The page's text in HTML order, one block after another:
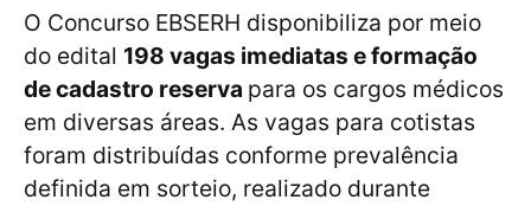
O Concurso EBSERH disponibiliza por meio
do edital 198 vagas imediatas e formação
de cadastro reserva para os cargos médicos
em diversas áreas. As vagas para cotistas
foram distribuídas conforme prevalência
definida em sorteio, realizado durante